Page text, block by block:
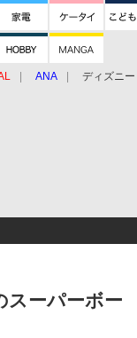
ANA ディズニー
スーパーボー